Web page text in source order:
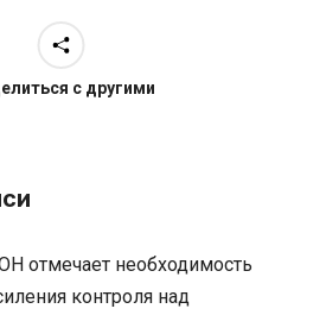
с другими
отмечает необходимость
контроля над